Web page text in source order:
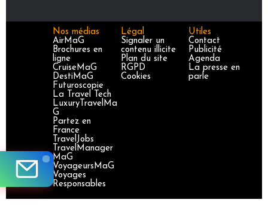
Nos médias
AirMaG
Brochures en
ligne
CruiseMaG
DestiMaG
Futuroscopie
La Travel Tech
LuxuryTravelMa
G
Partez en
France
TravelJobs
TravelManager
MaG
VoyageursMaG
Voyages
Responsables
Légal
Signaler un
contenu illicite
Plan du site
RGPD
Cookies
Utiles
Contact
Publicité
Agenda
La presse en
parle